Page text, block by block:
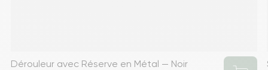
Dérouleur avec Réserve en Métal — Noir